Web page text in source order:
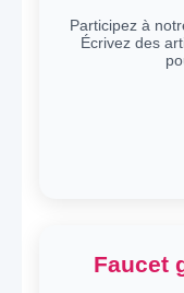
Participez à
Écrivez des
Faucet